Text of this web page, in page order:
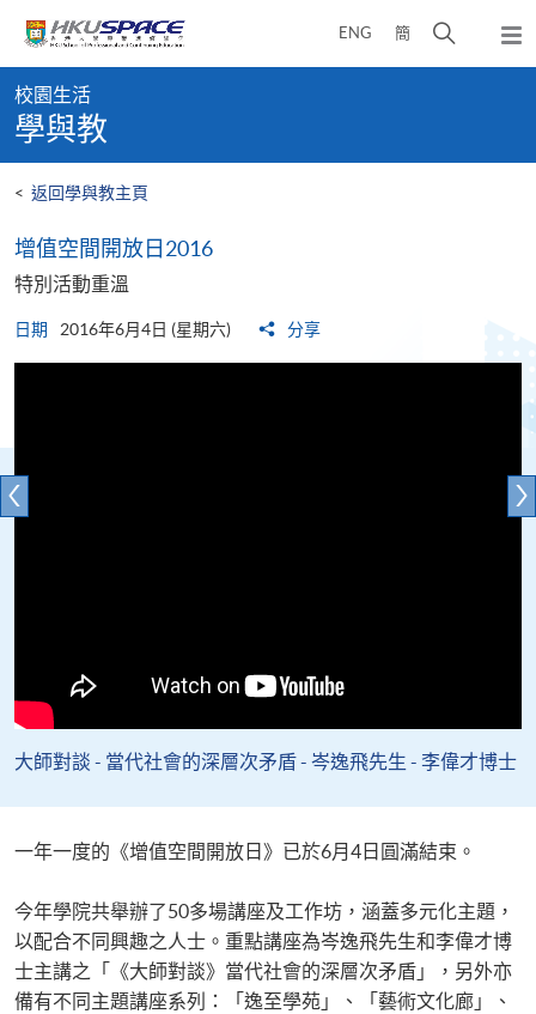
content
ENG 簡
開
彈
出
content
start
校園生活
學與教
< 返回學與教主頁
增值空間開放日2016
特別活動重溫
日期 2016年6月4日 (星期六) 分享
大師對談 - 當代社會的深層次矛盾 - 岑逸飛先生 - 李偉才博士
一年一度的《增值空間開放日》已於6月4日圓滿結束。
今年學院共舉辦了50多場講座及工作坊，涵蓋多元化主題，
以配合不同興趣之人士。重點講座為岑逸飛先生和李偉才博
士主講之「《大師對談》當代社會的深層次矛盾」，另外亦
備有不同主題講座系列：「逸至學苑」、「藝術文化廊」、